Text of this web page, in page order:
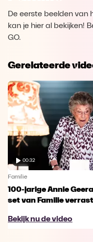
De eerste beelden van
kan je hier al bekijken!
GO.
Gerelateerde
00:32
Familie
100-jarige Annie
set van Familie
Bekijk nu de video